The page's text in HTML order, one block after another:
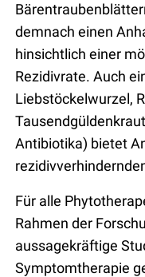
demnach einen
hinsichtlich einer
Rezidivrate. Auch
Liebstöckelwurzel,
Antibiotika) bietet
Für alle
Rahmen der
aussagekräftige
Symptomtherapie